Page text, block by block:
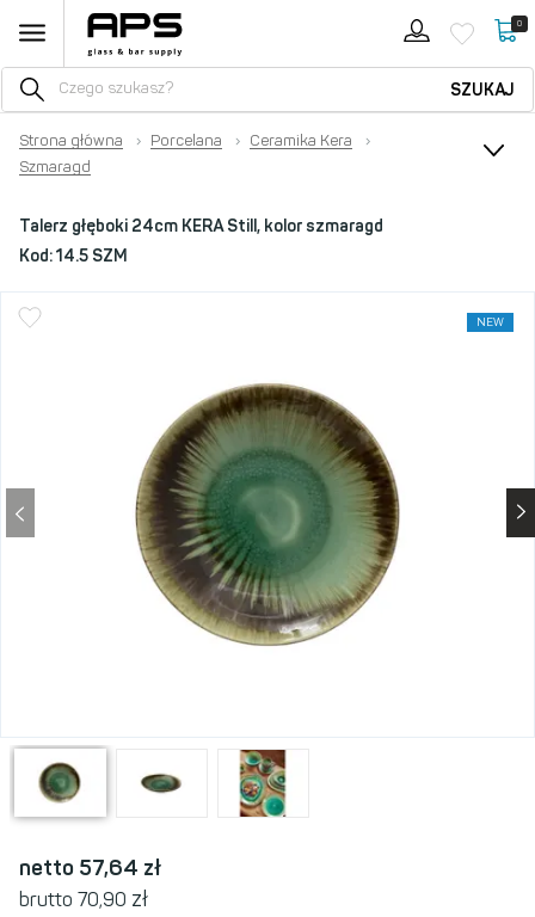
0
SZUKAJ
Strona główna › Porcelana › Ceramika Kera
›
Szmaragd
Talerz głęboki 24cm KERA Still, kolor szmaragd
Kod:14.5 SZM
NEW
netto 57,64 zł
brutto 70,90 zł